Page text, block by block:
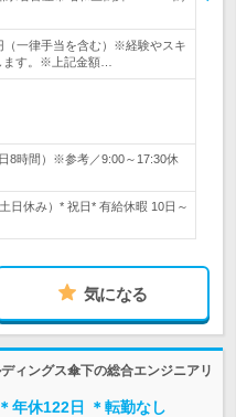
（一律手当を含む）※経験やスキ
ます。※上記金額…
8時間）※参考／9:00～17:30休
日休み）* 祝日* 有給休暇 10日～
気になる
ィングス傘下の総合エンジニアリ
年休122日 ＊転勤なし